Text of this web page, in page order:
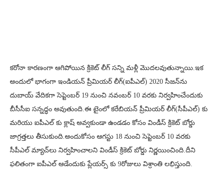
కరోనా కారణంగా ఆగిపోయిన క్రికెట్ లీగ్ సన్ని మళ్లీ మొదలవుతున్నాయి.ఇక
అందులో భాగంగా ఇండియన్ ప్రీమియర్ లీగ్(ఐపీఎల్) 2020 సీజన్‌ను
దుబాయ్ వేదికగా సెప్టెంబర్ 19 నుంచి నవంబర్ 10 వరకు నిర్వహించేందుకు
బీసీసీఐ సన్నద్ధం అవుతుంది.ఈ టైంలో కరేబియన్ ప్రీమియర్ లీగ్(సీపీఎల్) కు
మరియు ఐపీఎల్ కు క్లాష్ అవ్వకుండా ఉండడం కోసం విండీస్ క్రికెట్ బోర్డు
జాగ్రత్తలు తీసుకుంది.అందుకోసం ఆగస్టు 18 నుంచి సెప్టెంబర్ 10 వరకు
సీపీఎల్ మ్యాచ్​లు నిర్వహించాలని విండీస్ క్రికెట్ బోర్డు నిర్ణయించింది.దీని
ఫలితంగా ఐపీఎల్ ఆడేందుకు ప్లేయర్స్ కు 9రోజులు విశ్రాంతి లభిస్తుంది.